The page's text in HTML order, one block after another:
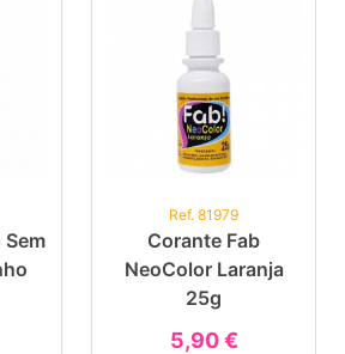
Ref. 81979
Corante Fab
NeoColor Laranja
25g
5,90 €